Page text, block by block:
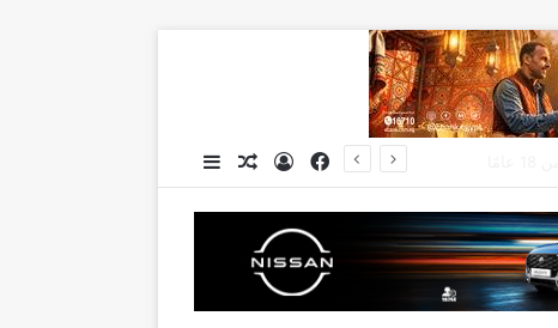
فيسبوكتسجيل الدخول
مقال عشوائي
إضافة عمود جانبي